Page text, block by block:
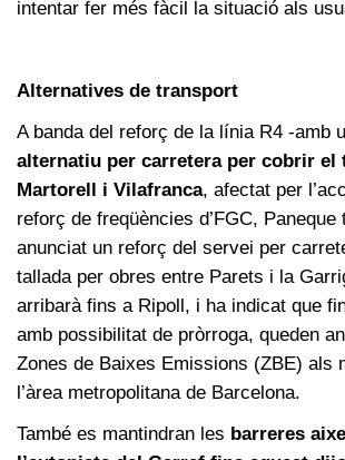
intentar fer més fàcil la situació als
Alternatives de transport
A banda del reforç de la línia R4 -amb
alternatiu per carretera per cobrir el
Martorell i Vilafranca, afectat per
reforç de freqüències d’FGC, Paneque
anunciat un reforç del servei per
tallada per obres entre Parets i la
arribarà fins a Ripoll, i ha indicat que
amb possibilitat de pròrroga, queden
Zones de Baixes Emissions (ZBE) als
l’àrea metropolitana de Barcelona.
També es mantindran les barreres